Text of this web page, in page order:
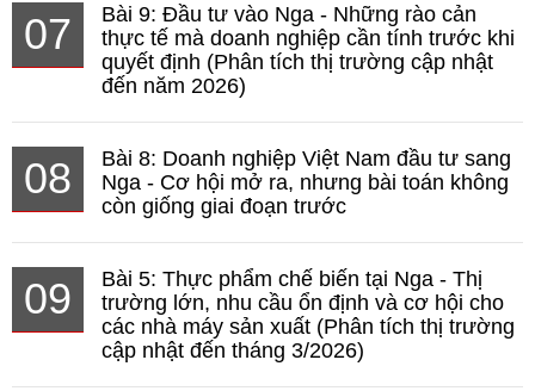
07
Bài 9: Đầu tư vào Nga - Những rào cản
thực tế mà doanh nghiệp cần tính trước khi
quyết định (Phân tích thị trường cập nhật
đến năm 2026)
08
Bài 8: Doanh nghiệp Việt Nam đầu tư sang
Nga - Cơ hội mở ra, nhưng bài toán không
còn giống giai đoạn trước
09
Bài 5: Thực phẩm chế biến tại Nga - Thị
trường lớn, nhu cầu ổn định và cơ hội cho
các nhà máy sản xuất (Phân tích thị trường
cập nhật đến tháng 3/2026)